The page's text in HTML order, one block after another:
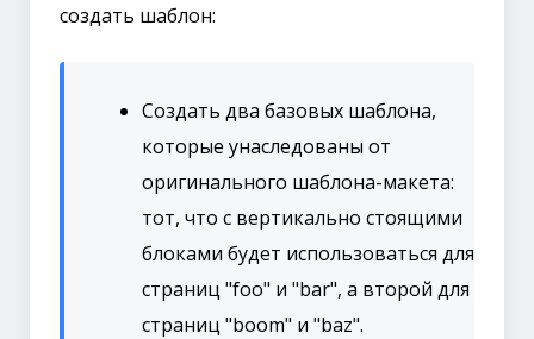
создать шаблон:
Создать два базовых шаблона,
которые унаследованы от
оригинального шаблона-макета:
тот, что с вертикально стоящими
блоками будет использоваться для
страниц "foo" и "bar", а второй для
страниц "boom" и "baz".